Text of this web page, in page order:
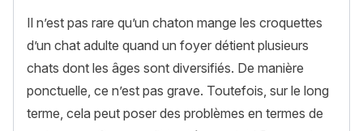
Il n’est pas rare qu’un chaton mange les croquettes
d’un chat adulte quand un foyer détient plusieurs
chats dont les âges sont diversifiés. De manière
ponctuelle, ce n’est pas grave. Toutefois, sur le long
terme, cela peut poser des problèmes en termes de